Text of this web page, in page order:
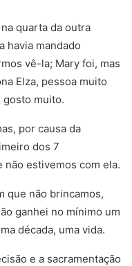
quarta da outra
havia mandado
vê-la; Mary foi, mas
Elza, pessoa muito
gosto muito.
por causa da
dos 7
não estivemos com ela.
que não brincamos,
ganhei no mínimo um
década, uma vida.
e a sacramentação